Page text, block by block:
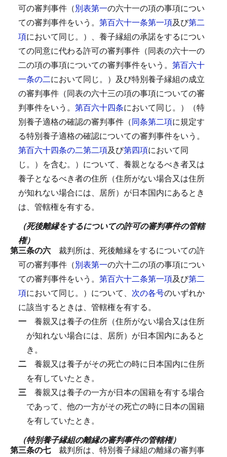
可の審判事件（別表第一の六十一の項の事項につい
ての審判事件をいう。 第百六十一条第一項及び第二
項において同じ。）、養子縁組の承諾をするについ
ての同意に代わる許可の審判事件（同表の六十一の
二の項の事項についての審判事件をいう。 第百六十
一条の二において同じ。）及び特別養子縁組の成立
の審判事件（同表の六十三の項の事項についての審
判事件をいう。 第百六十四条において同じ。）（特
別養子適格の確認の審判事件（同条第二項に規定す
る特別養子適格の確認についての審判事件をいう。
第百六十四条の二第二項及び第四項において同
じ。）を含む。）について、養親となるべき者又は
養子となるべき者の住所（住所がない場合又は住所
が知れない場合には、居所）が日本国内にあるとき
は、管轄権を有する。
（死後離縁をするについての許可の審判事件の管轄
権）
第三条の六 裁判所は、死後離縁をするについての許
可の審判事件（別表第一の六十二の項の事項につい
ての審判事件をいう。 第百六十二条第一項及び第二
項において同じ。）について、 次の各号のいずれか
に該当するときは、管轄権を有する。
一 養親又は養子の住所（住所がない場合又は住所
が知れない場合には、居所）が日本国内にあると
き。
二 養親又は養子がその死亡の時に日本国内に住所
を有していたとき。
三 養親又は養子の一方が日本の国籍を有する場合
であって、他の一方がその死亡の時に日本の国籍
を有していたとき。
（特別養子縁組の離縁の審判事件の管轄権）
第三条の七 裁判所は、特別養子縁組の離縁の審判事